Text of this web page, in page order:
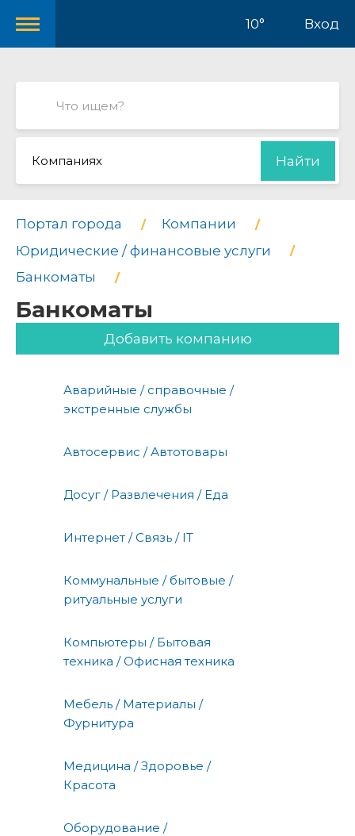
10° Вход
Компаниях Найти
Портал города
Компании
Юридические / финансовые услуги
Банкоматы
Банкоматы
Добавить компанию
Аварийные / справочные /
экстренные службы
Автосервис / Автотовары
Досуг / Развлечения / Еда
Интернет / Связь / IT
Коммунальные / бытовые /
ритуальные услуги
Компьютеры / Бытовая
техника / Офисная техника
Мебель / Материалы /
Фурнитура
Медицина / Здоровье /
Красота
Оборудование /